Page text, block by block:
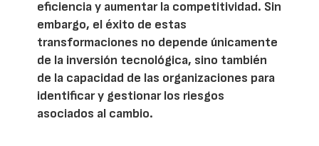
eficiencia y aumentar la competitividad. Sin
embargo, el éxito de estas
transformaciones no depende únicamente
de la inversión tecnológica, sino también
de la capacidad de las organizaciones para
identificar y gestionar los riesgos
asociados al cambio.